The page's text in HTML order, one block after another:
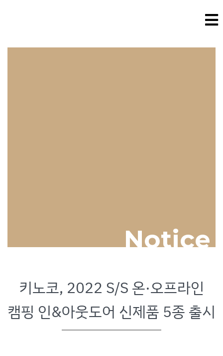
Notice
키노코, 2022 S/S 온·오프라인
캠핑 인&아웃도어 신제품 5종 출시